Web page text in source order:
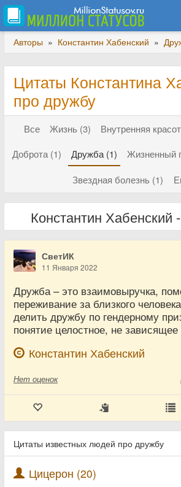
Авторы » Константин Хабенский »
Цитаты Константина
про дружбу
Все Жизнь (3) Внутренняя
Доброта (1)
Дружба (1) Жизненный
Звездная болезнь (1)
Константин
СветИК
11 Января 2022
Дружба – это взаимовыручка,
переживание за близкого
делить дружбу по гендерному
понятие целостное, не зависящее
Константин Хабенский
Нет оценок
Цитаты известных людей про дружбу
Цицерон (20)